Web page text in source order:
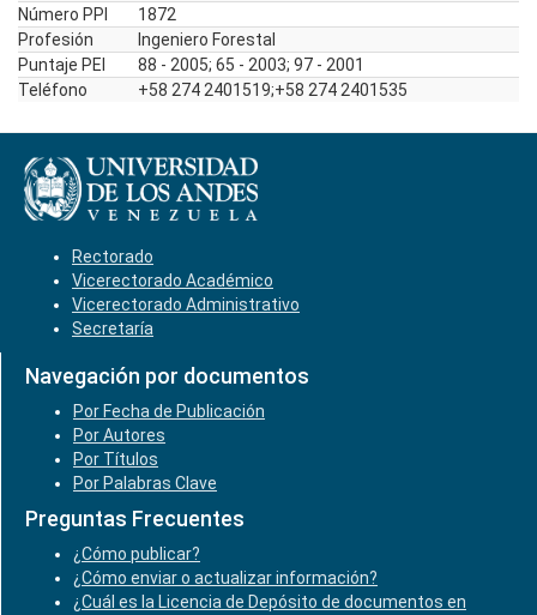
Número PPI
1872
Profesión
Ingeniero Forestal
Puntaje PEI
88 - 2005; 65 - 2003; 97 - 2001
Teléfono
+58 274 2401519;+58 274 2401535
Rectorado
Vicerectorado Académico
Vicerectorado Administrativo
Secretaría
Navegación por documentos
Por Fecha de Publicación
Por Autores
Por Títulos
Por Palabras Clave
Preguntas Frecuentes
¿Cómo publicar?
¿Cómo enviar o actualizar información?
¿Cuál es la Licencia de Depósito de documentos en